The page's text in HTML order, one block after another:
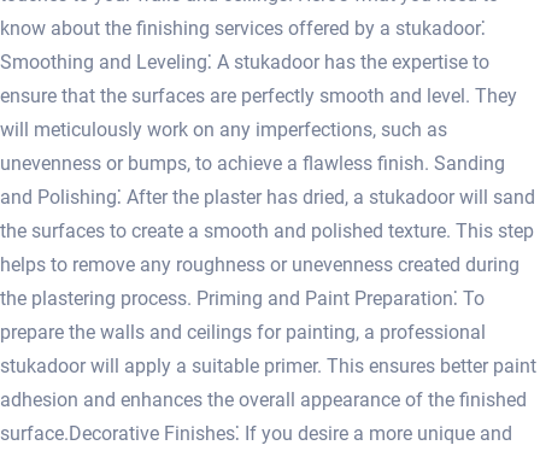
know about the finishing services offered by a stukadoor⁚
Smoothing and Leveling⁚ A stukadoor has the expertise to
ensure that the surfaces are perfectly smooth and level. They
will meticulously work on any imperfections, such as
unevenness or bumps, to achieve a flawless finish. Sanding
and Polishing⁚ After the plaster has dried, a stukadoor will sand
the surfaces to create a smooth and polished texture.​ This step
helps to remove any roughness or unevenness created during
the plastering process. Priming and Paint Preparation⁚ To
prepare the walls and ceilings for painting, a professional
stukadoor will apply a suitable primer.​ This ensures better paint
adhesion and enhances the overall appearance of the finished
surface.​ Decorative Finishes⁚ If you desire a more unique and